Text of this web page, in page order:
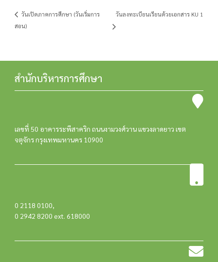
วันเปิดภาคการศึกษา (วันเริ่มการ
สอน)
วันลงทะเบียนเรียนด้วยเอกสาร KU 1
สำนักบริหารการศึกษา
เลขที่ 50 อาคารระพีสาคริก ถนนงามวงศ์วาน แขวงลาดยาว เขต
จตุจักร กรุงเทพมหานคร 10900
0 2118 0100
0 2942 8200 ext. 618000